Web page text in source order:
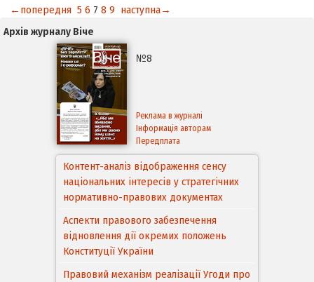
←попередня 5 6 7 8 9 наступна→
Архів журналу Віче
№8
Реклама в журналі
Інформація авторам
Передплата
Контент-аналіз відображення сенсу
національних інтересів у стратегічних
нормативно-правових документах
Аспекти правового забезпечення
відновлення дії окремих положень
Конституції України
Правовий механізм реалізації Угоди про